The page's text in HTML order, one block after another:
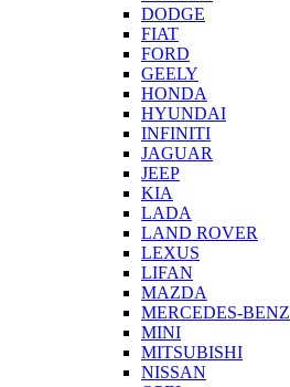
DODGE
FIAT
FORD
GEELY
HONDA
HYUNDAI
INFINITI
JAGUAR
JEEP
KIA
LADA
LAND ROVER
LEXUS
LIFAN
MAZDA
MERCEDES-BENZ
MINI
MITSUBISHI
NISSAN